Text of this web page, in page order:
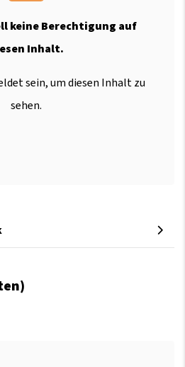
keine Berechtigung auf
Inhalt.
sein, um diesen Inhalt zu
sehen.